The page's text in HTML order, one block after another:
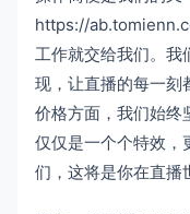
https://
工作就交给我们。我
现，让直播的每一刻
价格方面，我们始终
仅仅是一个个特效，
们，这将是你在直播